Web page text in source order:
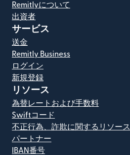
Remitlyについて
出資者
サービス
送金
Remitly Business
ログイン
新規登録
リソース
為替レートおよび手数料
Swiftコード
不正行為、詐欺に関するリソース
パートナー
IBAN番号